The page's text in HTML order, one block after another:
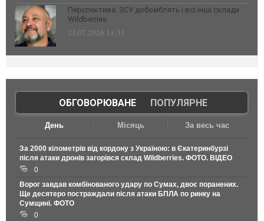
Перспектива: ЗСУ добомблять і всі інші склади
Wildberries
23.07.2026 11:31
ОБГОВОРЮВАНЕ| ПОПУЛЯРНЕ
День Місяць За весь час
За 2000 кілометрів від кордону з Україною: в Єкатеринбурзі
після атаки дронів загорівся склад Wildberries. ФОТО. ВІДЕО
0
Ворог завдав комбінованого удару по Сумах, двоє поранених.
Ще десятеро постраждали після атаки БПЛА по ринку на
Сумщині. ФОТО
0